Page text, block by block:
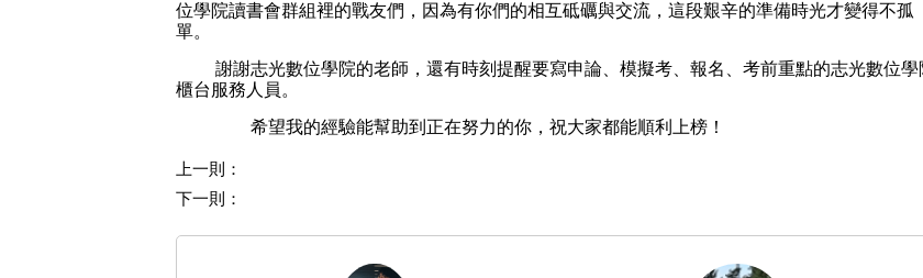
位學院讀書會群組裡的戰友們，因為有你們的相互砥礪與交流，這段艱辛的準備時光才變得不孤
單。
謝謝志光數位學院的老師，還有時刻提醒要寫申論、模擬考、報名、考前重點的志光數位學
櫃台服務人員。
希望我的經驗能幫助到正在努力的你，祝大家都能順利上榜！
上一則：
下一則：